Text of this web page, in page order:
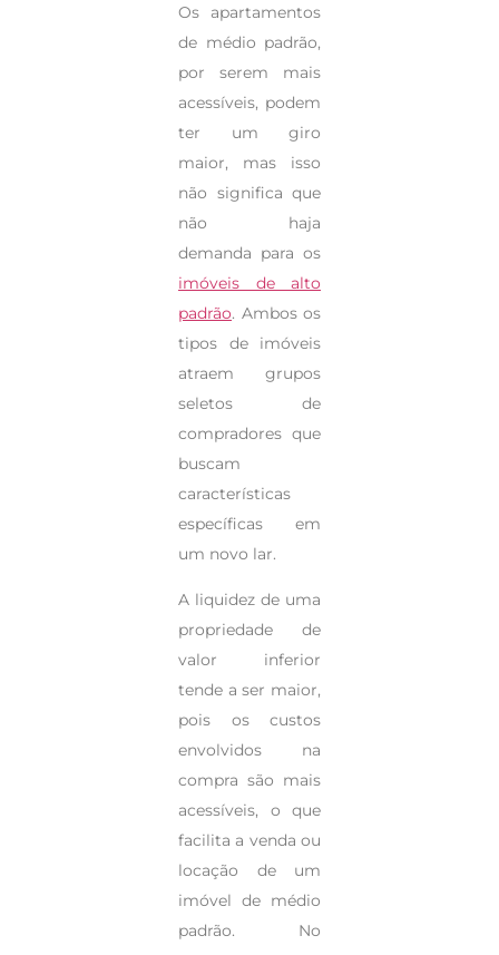
Os apartamentos
de médio padrão,
por serem mais
acessíveis, podem
ter um giro
maior, mas isso
não significa que
não haja
demanda para os
imóveis de alto
padrão. Ambos os
tipos de imóveis
atraem grupos
seletos de
compradores que
buscam
características
específicas em
um novo lar.
A liquidez de uma
propriedade de
valor inferior
tende a ser maior,
pois os custos
envolvidos na
compra são mais
acessíveis, o que
facilita a venda ou
locação de um
imóvel de médio
padrão. No